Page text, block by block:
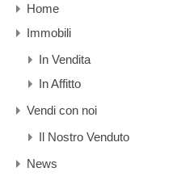
Home
Immobili
In Vendita
In Affitto
Vendi con noi
Il Nostro Venduto
News